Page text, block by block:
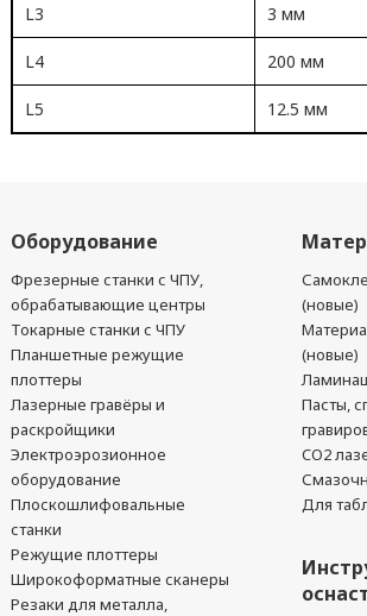
L3 3 мм
L4 200 мм
L5 12.5 мм
Оборудование
Фрезерные станки с ЧПУ,
обрабатывающие центры
Токарные станки с ЧПУ
Планшетные режущие
плоттеры
Лазерные гравёры и
раскройщики
Электроэрозионное
оборудование
Плоскошлифовальные
станки
Режущие плоттеры
Широкоформатные сканеры
Резаки для металла,
(новые)
(новые)
Пасты,
CO2
Для